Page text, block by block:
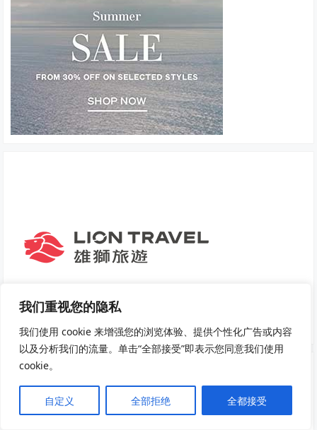
我们重视您的隐私
我们使用 cookie 来增强您的浏览体验、提供个性化广告或内容
以及分析我们的流量。单击“全部接受”即表示您同意我们使用
cookie。
自定义 全部拒绝 全都接受